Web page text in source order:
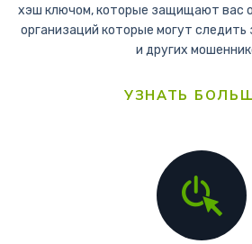
хэш ключом, которые защищают вас
организаций которые могут
и других
УЗНАТЬ